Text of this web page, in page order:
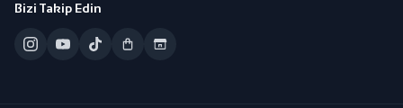
Bizi Takip Edin